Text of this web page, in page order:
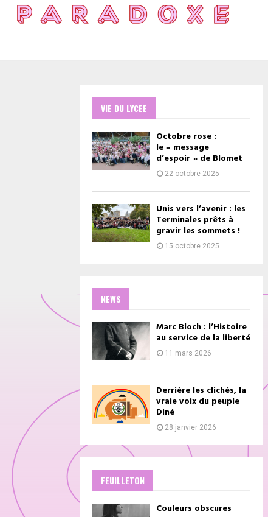
VIE DU LYCEE
Octobre rose :
le « message
d’espoir » de Blomet
22 octobre 2025
Unis vers l’avenir : les
Terminales prêts à
gravir les sommets !
15 octobre 2025
NEWS
Marc Bloch : l’Histoire
au service de la liberté
11 mars 2026
Derrière les clichés, la
vraie voix du peuple
Diné
28 janvier 2026
FEUILLETON
Couleurs obscures